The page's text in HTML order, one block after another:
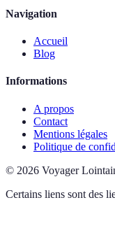
Navigation
Accueil
Blog
Informations
A propos
Contact
Mentions légales
Politique de
© 2026 Voyager
Certains liens sont des